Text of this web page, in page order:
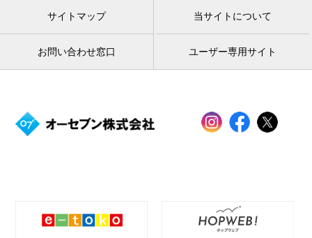
サイトマップ 当サイトについて
お問い合わせ窓口 ユーザー専用サイト